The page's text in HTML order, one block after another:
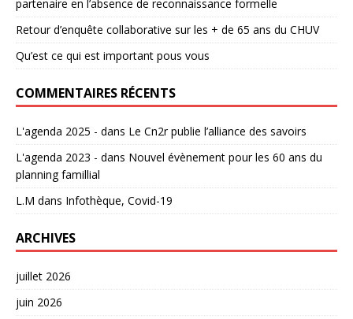
partenaire en l’absence de reconnaissance formelle
Retour d’enquête collaborative sur les + de 65 ans du CHUV
Qu’est ce qui est important pous vous
COMMENTAIRES RÉCENTS
L'agenda 2025 - dans Le Cn2r publie l’alliance des savoirs
L'agenda 2023 - dans Nouvel évènement pour les 60 ans du
planning famillial
L.M dans Infothèque, Covid-19
ARCHIVES
juillet 2026
juin 2026